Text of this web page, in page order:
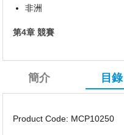
非洲
第4章 競賽
簡介 目錄
Product Code: MCP10250